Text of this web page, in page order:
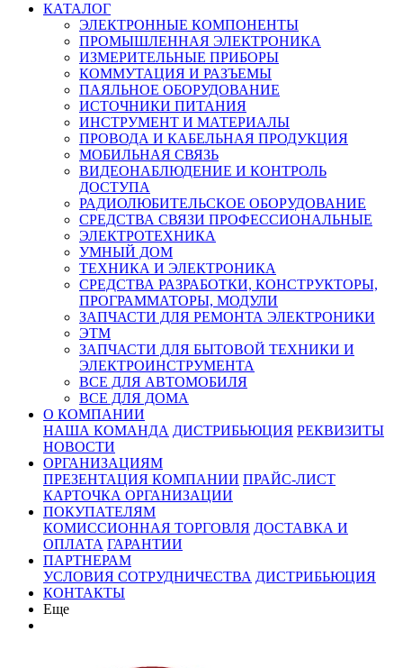
КАТАЛОГ
ЭЛЕКТРОННЫЕ КОМПОНЕНТЫ
ПРОМЫШЛЕННАЯ ЭЛЕКТРОНИКА
ИЗМЕРИТЕЛЬНЫЕ ПРИБОРЫ
КОММУТАЦИЯ И РАЗЪЕМЫ
ПАЯЛЬНОЕ ОБОРУДОВАНИЕ
ИСТОЧНИКИ ПИТАНИЯ
ИНСТРУМЕНТ И МАТЕРИАЛЫ
ПРОВОДА И КАБЕЛЬНАЯ ПРОДУКЦИЯ
МОБИЛЬНАЯ СВЯЗЬ
ВИДЕОНАБЛЮДЕНИЕ И КОНТРОЛЬ
ДОСТУПА
РАДИОЛЮБИТЕЛЬСКОЕ ОБОРУДОВАНИЕ
СРЕДСТВА СВЯЗИ ПРОФЕССИОНАЛЬНЫЕ
ЭЛЕКТРОТЕХНИКА
УМНЫЙ ДОМ
ТЕХНИКА И ЭЛЕКТРОНИКА
СРЕДСТВА РАЗРАБОТКИ, КОНСТРУКТОРЫ,
ПРОГРАММАТОРЫ, МОДУЛИ
ЗАПЧАСТИ ДЛЯ РЕМОНТА ЭЛЕКТРОНИКИ
ЭТМ
ЗАПЧАСТИ ДЛЯ БЫТОВОЙ ТЕХНИКИ И
ЭЛЕКТРОИНСТРУМЕНТА
ВСЕ ДЛЯ АВТОМОБИЛЯ
ВСЕ ДЛЯ ДОМА
О КОМПАНИИ
НАША КОМАНДА ДИСТРИБЬЮЦИЯ РЕКВИЗИТЫ
НОВОСТИ
ОРГАНИЗАЦИЯМ
ПРЕЗЕНТАЦИЯ КОМПАНИИ ПРАЙС-ЛИСТ
КАРТОЧКА ОРГАНИЗАЦИИ
ПОКУПАТЕЛЯМ
КОМИССИОННАЯ ТОРГОВЛЯ ДОСТАВКА И
ОПЛАТА ГАРАНТИИ
ПАРТНЕРАМ
УСЛОВИЯ СОТРУДНИЧЕСТВА ДИСТРИБЬЮЦИЯ
КОНТАКТЫ
Еще